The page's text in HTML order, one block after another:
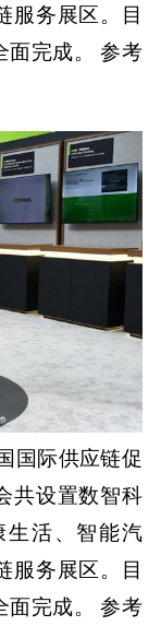
服务展区。目
面完成。 参考
国际供应链促
共设置数智科
活、智能汽
服务展区。目
面完成。 参考